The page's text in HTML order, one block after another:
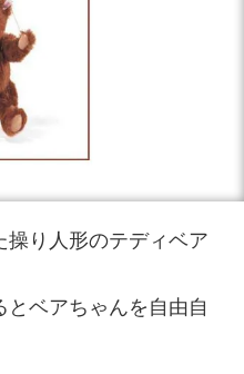
操り人形のテディベア
ベアちゃんを自由自